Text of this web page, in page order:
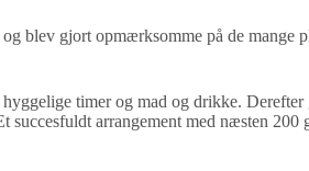
blev gjort opmærksomme på de mange
timer og mad og drikke.
arrangement med næsten 200